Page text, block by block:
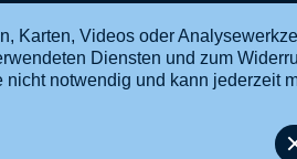
Karten, Videos oder
Diensten und zum
notwendig und kann jederzeit